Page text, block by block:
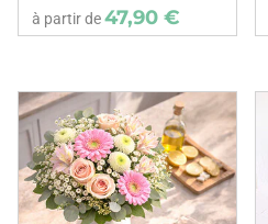
à partir de47,90 €